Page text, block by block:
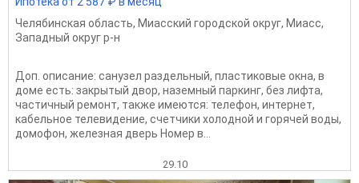
Челябинская область, Миасский городской округ, Миасс,
Западный округ р-н
Доп. описание: санузел раздельный, пластиковые окна, в
доме есть: закрытый двор, наземный паркинг, без лифта,
частичный ремонт, также имеются: телефон, интернет,
кабельное телевидение, счетчики холодной и горячей воды,
домофон, железная дверь Номер в...
29.10